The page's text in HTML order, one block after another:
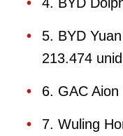
5. BYD
213.474
6. GAC
7. Wuling